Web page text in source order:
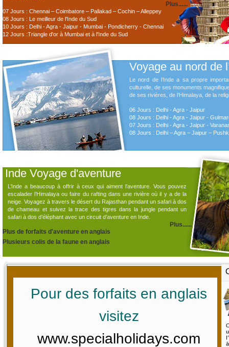
Plus......
07 Jours : Chennai – Coimbatore – Pallakad – Cochin – Alleppey
08 Jours : Le meilleur de l'Inde du Sud
10 Jours : Delhi - Agra - Jaipur - Mumbai - Pondicherry - Chennai
12 Jours :Triangle d'or à Mumbai et à l'Inde du Sud
Voyage au nord de
Le nord de l’Inde a sa propre
culturelle, de ses monuments
de ses rivières, de l’Himalaya, de la
06 Jours : Delhi - Agra - Jaipur
08 Jours : Delhi - Agra - Jaipur -
07 Jours : Delhi - Agra - Jaipur -
08 Jours : Delhi – Agra – Jaipur –
Inde Voyage d'aventure
L’Inde a beaucoup à offrir à ceux qui aiment l’aventure. Vous pouvez
escalader l’Himalaya ou faire du rafting dans une rivière où il y a de la
neige. Voyagez à travers le désert du Rajasthan pendant un safari à dos
de chameau et suivez la trace des tigres dans la jungle pendant un
safari à dos d’éléphant avec un circuit d’aventure en Inde.
Plus......
Plus de forfaits d'aventure en anglais
Plusieurs colis de la faune en anglais
Pour des forfaits en anglais
visitez
www.specialholidays.com